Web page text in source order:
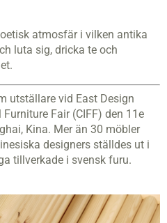
atmosfär i vilken antika
luta sig, dricka te och
utställare vid East Design
Fair (CIFF) den 11e
Kina. Mer än 30 möbler
designers ställdes ut i
tillverkade i svensk furu.